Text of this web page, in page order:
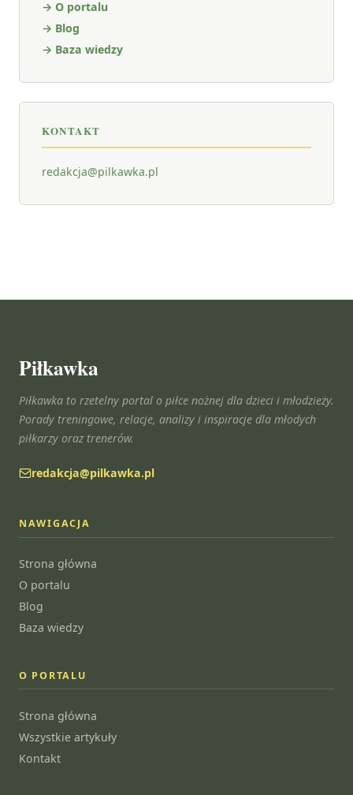
→ O portalu
→ Blog
→ Baza wiedzy
KONTAKT
redakcja@pilkawka.pl
Piłkawka
Piłkawka to rzetelny portal o piłce nożnej dla dzieci i młodzieży.
Porady treningowe, relacje, analizy i inspiracje dla młodych
piłkarzy oraz trenerów.
redakcja@pilkawka.pl
NAWIGACJA
Strona główna
O portalu
Blog
Baza wiedzy
O PORTALU
Strona główna
Wszystkie artykuły
Kontakt